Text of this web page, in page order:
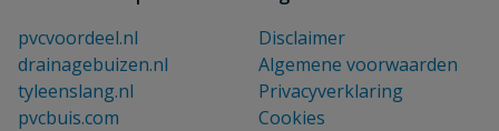
pvcvoordeel.nl
drainagebuizen.nl
tyleenslang.nl
pvcbuis.com
Disclaimer
Algemene voorwaarden
Privacyverklaring
Cookies